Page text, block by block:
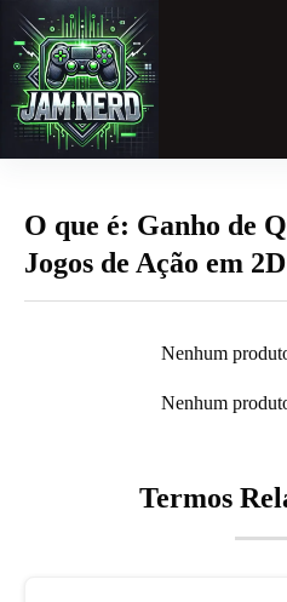
para
conteúdo
O que é: Ganho de
Jogos de Ação em 2D
Nenhum
Nenhum
Termos